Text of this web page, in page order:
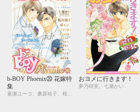
b-BOY Phoenix⑳ 花嫁特
集
おヨメに行きます！
夢乃咲実、七瀬かい